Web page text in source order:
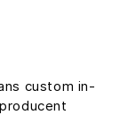
custom in-